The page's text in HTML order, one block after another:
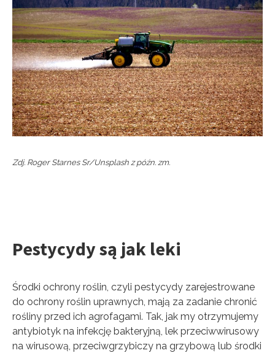
Zdj. Roger Starnes Sr/Unsplash z późn. zm.
Pestycydy są jak leki
Środki ochrony roślin, czyli pestycydy zarejestrowane
do ochrony roślin uprawnych, mają za zadanie chronić
rośliny przed ich agrofagami. Tak, jak my otrzymujemy
antybiotyk na infekcję bakteryjną, lek przeciwwirusowy
na wirusową, przeciwgrzybiczy na grzybową lub środki